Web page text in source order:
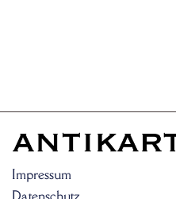
Impressum